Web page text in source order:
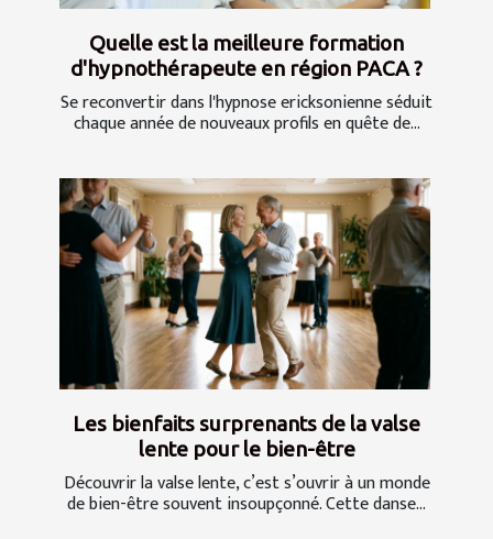
Quelle est la meilleure formation
d'hypnothérapeute en région PACA ?
Se reconvertir dans l'hypnose ericksonienne séduit
chaque année de nouveaux profils en quête de...
Les bienfaits surprenants de la valse
lente pour le bien-être
Découvrir la valse lente, c’est s’ouvrir à un monde
de bien-être souvent insoupçonné. Cette danse...